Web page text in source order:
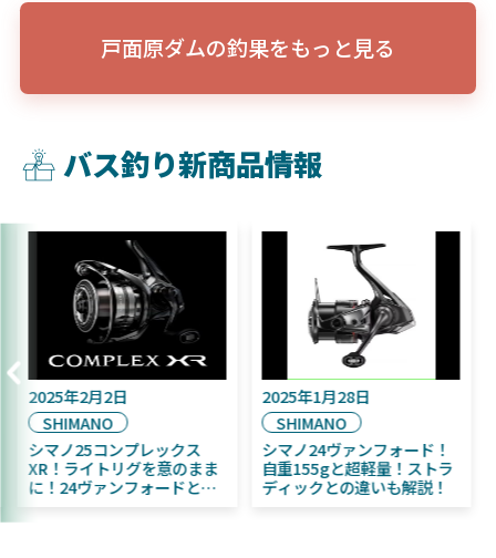
戸面原ダムの釣果をもっと見る
バス釣り新商品情報
2025年9月16日
DAIWA
2025年11月発売予定！
DAIWA ふく魚／ちびふく魚
はビッグベイト初心者にお
2025年2月2日
SHIMANO
シマノ25コンプレックス
XR！ライトリグを意のまま
に！24ヴァンフォードとの